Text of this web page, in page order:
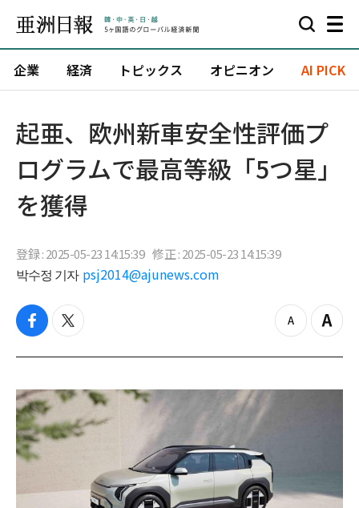
企業 経済 トピックス オピニオン AI PICK
起亜、欧州新車安全性評価プ
ログラムで最高等級「5つ星」
を獲得
登録 : 2025-05-23 14:15:39 修正 : 2025-05-23 14:15:39
박수정 기자 psj2014@ajunews.com
f
c
b
o
o
k
t
i
t
e
r
z
o
o
Z
o
i